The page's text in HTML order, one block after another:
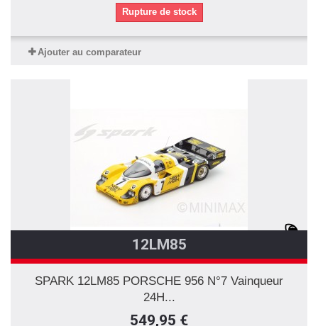
Rupture de stock
Ajouter au comparateur
12LM85
SPARK 12LM85 PORSCHE 956 N°7 Vainqueur
24H...
549,95 €